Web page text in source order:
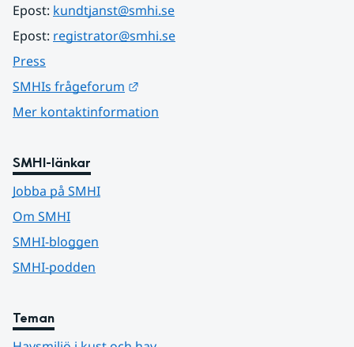
Epost: kundtjanst@smhi.se
Epost: registrator@smhi.se
Press
SMHIs frågeforum
Mer kontaktinformation
SMHI-länkar
Jobba på SMHI
Om SMHI
SMHI-bloggen
SMHI-podden
Teman